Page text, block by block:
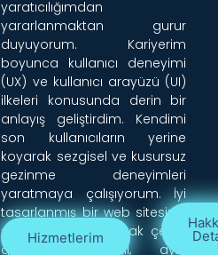
yaratıcılığımdan
yararlanmaktan gurur
duyuyorum. Kariyerim
boyunca kullanıcı deneyimi
(UX) ve kullanıcı arayüzü (UI)
ilkeleri konusunda derin bir
anlayış geliştirdim. Kendimi
son kullanıcıların yerine
koyarak sezgisel ve kusursuz
gezinme deneyimleri
yaratmaya çalışıyorum. İyi
tasarlanmış bir web sitesinin
sadece görsel olarak çekici
görünmesi değil, aynı
Hizmetlerim